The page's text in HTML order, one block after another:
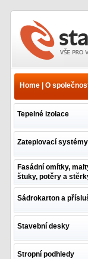
Liniové
Systém
Home| O
Tepelné izolace
Zateplovací systémy
Fasádní omítky,
štuky, potěry a
Sádrokarton a
Stavební desky
Stropní podhledy